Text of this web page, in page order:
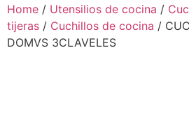
Home / Utensilios de cocina /
tijeras / Cuchillos de cocina /
DOMVS 3CLAVELES